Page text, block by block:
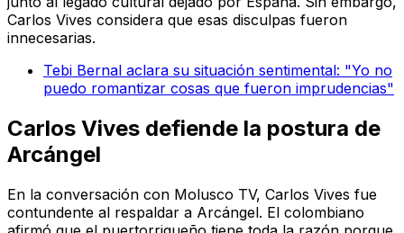
Carlos Vives considera que esas disculpas fueron
innecesarias.
Tebi Bernal aclara su situación sentimental: "Yo no
puedo romantizar cosas que fueron imprudencias"
Carlos Vives defiende la postura de
Arcángel
En la conversación con Molusco TV, Carlos Vives fue
contundente al respaldar a Arcángel. El colombiano